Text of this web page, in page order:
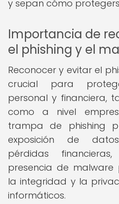
y sepan cómo
Importancia de
el phishing y el
Reconocer y evitar el
crucial para
personal y financiera,
como a nivel
trampa de phishing
exposición de
pérdidas
presencia de
la integridad y la
informáticos.